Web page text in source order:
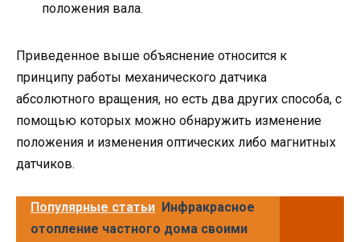
положения вала.
Приведенное выше объяснение относится к
принципу работы механического датчика
абсолютного вращения, но есть два других способа, с
помощью которых можно обнаружить изменение
положения и изменения оптических либо магнитных
датчиков.
Популярные статьи Инфракрасное
отопление частного дома своими